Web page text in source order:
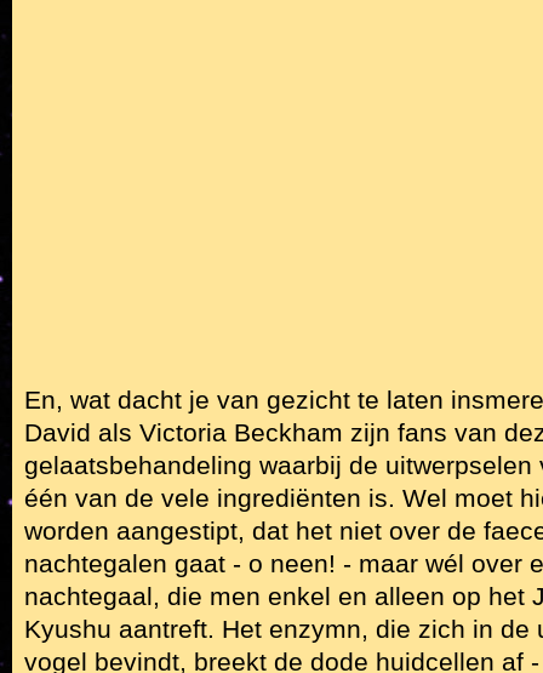
En, wat dacht je van gezicht te laten
David als Victoria Beckham zijn fans van
gelaatsbehandeling waarbij de uitwerpselen
één van de vele ingrediënten is. Wel moet
worden aangestipt, dat het niet over de
nachtegalen gaat - o neen! - maar wél over
nachtegaal, die men enkel en alleen op het
Kyushu aantreft. Het enzymn, die zich in de
vogel bevindt, breekt de dode huidcellen af